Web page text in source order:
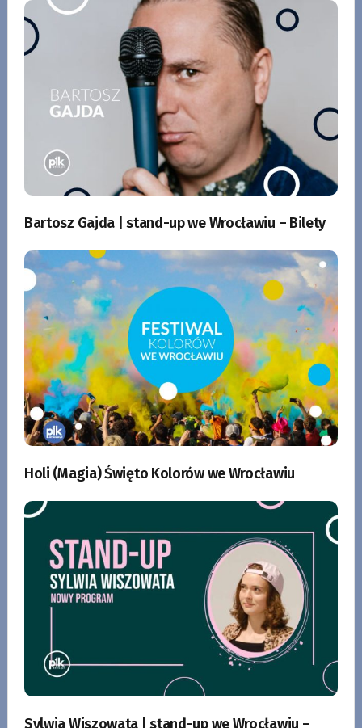
Bartosz Gajda | stand-up we Wrocławiu – Bilety
Holi (Magia) Święto Kolorów we Wrocławiu
Sylwia Wiszowata | stand-up we Wrocławiu –